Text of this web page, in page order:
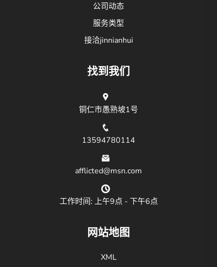
公司动态
服务类型
接洽jinnianhui
找到我们
铜仁市愚熟坡1号
13594780114
afflicted@msn.com
工作时间: 上午9点 - 下午6点
网站地图
XML